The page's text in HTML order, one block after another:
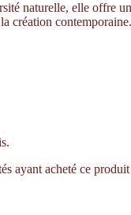
naturelle, elle offre
création
ayant acheté ce